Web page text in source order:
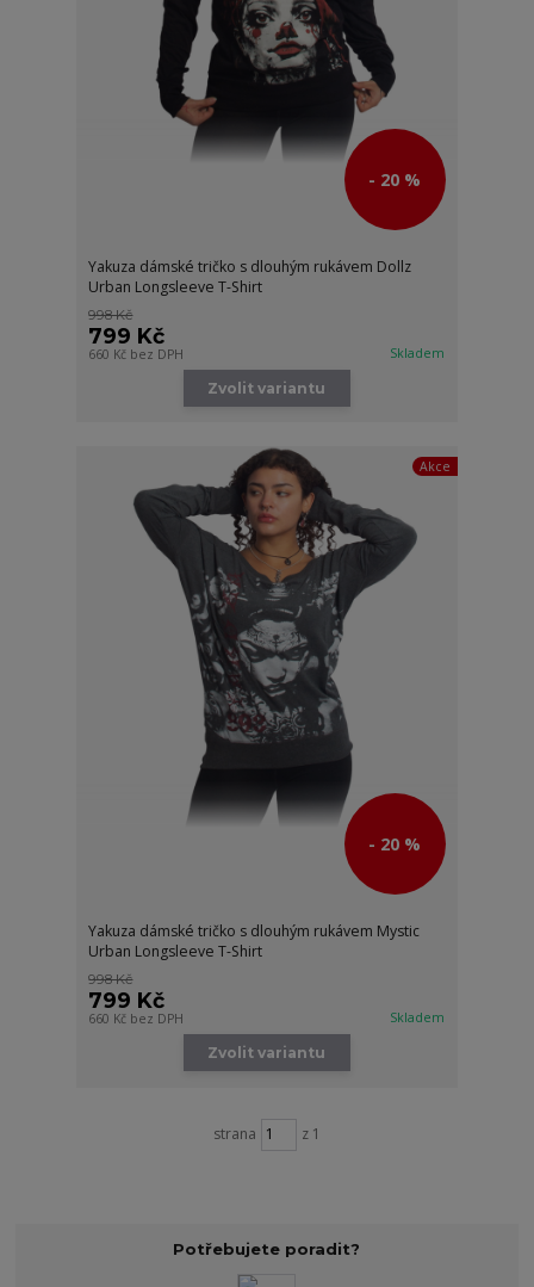
- 20 %
Yakuza dámské tričko s dlouhým rukávem Dollz
Urban Longsleeve T-Shirt
998 Kč
799 Kč
660 Kč bez DPH Skladem
Zvolit variantu
Akce
- 20 %
Yakuza dámské tričko s dlouhým rukávem Mystic
Urban Longsleeve T-Shirt
998 Kč
799 Kč
660 Kč bez DPH Skladem
Zvolit variantu
strana z 1
Potřebujete poradit?